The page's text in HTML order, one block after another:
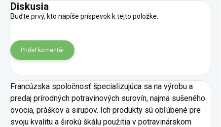
Diskusia
Buďte prvý, kto napíše príspevok k tejto položke.
Pridať komentár
Francúzska spoločnosť špecializujúca sa na výrobu a
predaj prírodných potravinových surovín, najmä sušeného
ovocia, práškov a sirupov. Ich produkty sú obľúbené pre
svoju kvalitu a širokú škálu použitia v potravinárskom